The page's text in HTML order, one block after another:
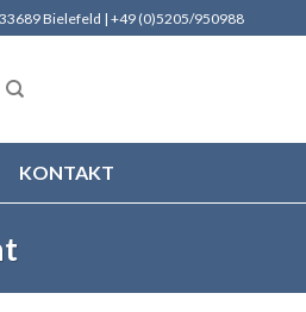
Bielefeld | +49 (0)5205/950988
KONTAKT